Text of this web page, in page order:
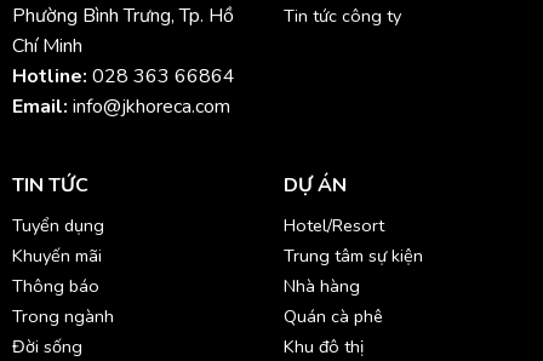
Phường Bình Trưng, Tp. Hồ
Chí Minh
Hotline: 028 363 66864
Email: info@jkhoreca.com
Tin tức công ty
TIN TỨC
Tuyển dụng
Khuyến mãi
Thông báo
Trong ngành
Đời sống
DỰ ÁN
Hotel/Resort
Trung tâm sự kiện
Nhà hàng
Quán cà phê
Khu đô thị